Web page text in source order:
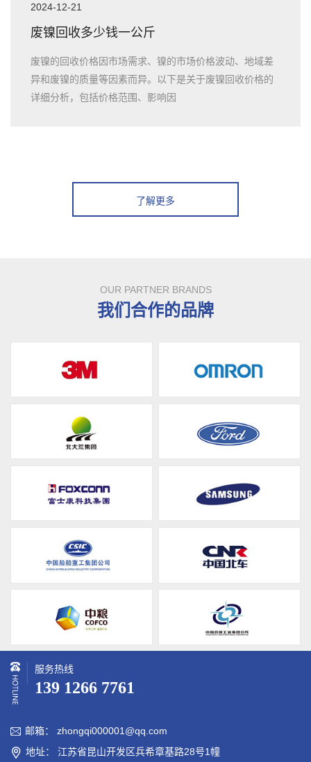
2024-12-21
废镍回收多少钱一公斤
废镍的回收价格因市场需求、镍的市场价格波动、地域差
异和废镍的质量等因素而异。以下是关于废镍回收价格的
详细分析，包括价格范围、影响因
了解更多
OUR PARTNER BRANDS
我们合作的品牌
服务热线
139 1266 7761
 邮箱： zhongqi000001@qq.com
 地址： 江苏省昆山开发区兵希章基路28号1幢